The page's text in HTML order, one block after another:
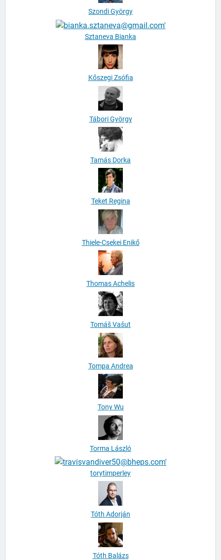
Szondi György
Sztaneva Bianka
Kőszegi Zsófia
Tábori György
Tamás Dorka
Teket Regina
Thiele-Csekei Enikő
Thomas Achelis
Tomáš Vašut
Tompa Andrea
Tony Wu
Torma László
torytimperley
Tóth Adorján
Tóth Balázs